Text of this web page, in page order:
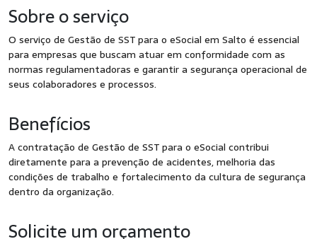
Sobre o serviço
O serviço de Gestão de SST para o eSocial em Salto é essencial
para empresas que buscam atuar em conformidade com as
normas regulamentadoras e garantir a segurança operacional de
seus colaboradores e processos.
Benefícios
A contratação de Gestão de SST para o eSocial contribui
diretamente para a prevenção de acidentes, melhoria das
condições de trabalho e fortalecimento da cultura de segurança
dentro da organização.
Solicite um orçamento